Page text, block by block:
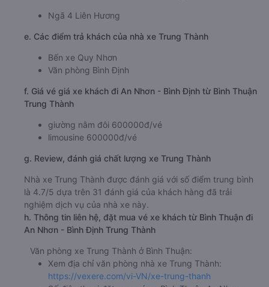
Ngã 4 Liên Hương
e. Các điểm trả khách của nhà xe Trung Thành
Bến xe Quy Nhơn
Văn phòng Bình Định
f. Giá vé giá xe khách đi An Nhơn - Bình Định từ Bình Thuận
Trung Thành
giường nằm đôi 600000đ/vé
limousine 600000đ/vé
g. Review, đánh giá chất lượng xe Trung Thành
Nhà xe Trung Thành được đánh giá với số điểm trung bình
là 4.7/5 dựa trên 31 đánh giá của khách hàng đã trải
nghiệm dịch vụ của nhà xe này.
h. Thông tin liên hệ, đặt mua vé xe khách từ Bình Thuận đi
An Nhơn - Bình Định Trung Thành
Văn phòng xe Trung Thành ở Bình Thuận:
Xem địa chỉ văn phòng nhà xe Trung Thành:
https://vexere.com/vi-VN/xe-trung-thanh